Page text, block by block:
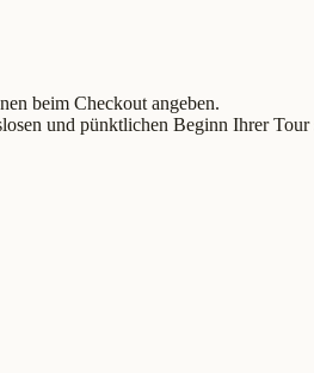
beim Checkout angeben.
und pünktlichen Beginn Ihrer Tour